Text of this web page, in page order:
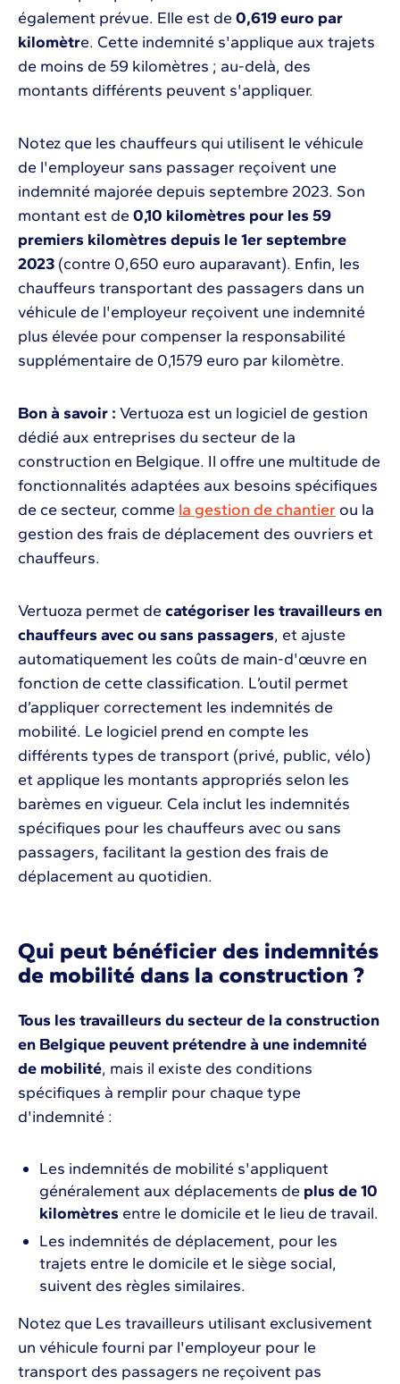
également prévue. Elle est de 0,619 euro par
kilomètre. Cette indemnité s'applique aux trajets
de moins de 59 kilomètres ; au-delà, des
montants différents peuvent s'appliquer.
Notez que les chauffeurs qui utilisent le véhicule
de l'employeur sans passager reçoivent une
indemnité majorée depuis septembre 2023. Son
montant est de 0,10 kilomètres pour les 59
premiers kilomètres depuis le 1er septembre
2023 (contre 0,650 euro auparavant). Enfin, les
chauffeurs transportant des passagers dans un
véhicule de l'employeur reçoivent une indemnité
plus élevée pour compenser la responsabilité
supplémentaire de 0,1579 euro par kilomètre.
Bon à savoir : Vertuoza est un logiciel de gestion
dédié aux entreprises du secteur de la
construction en Belgique. Il offre une multitude de
fonctionnalités adaptées aux besoins spécifiques
de ce secteur, comme la gestion de chantier ou la
gestion des frais de déplacement des ouvriers et
chauffeurs.
Vertuoza permet de catégoriser les travailleurs en
chauffeurs avec ou sans passagers, et ajuste
automatiquement les coûts de main-d'œuvre en
fonction de cette classification. L’outil permet
d’appliquer correctement les indemnités de
mobilité. Le logiciel prend en compte les
différents types de transport (privé, public, vélo)
et applique les montants appropriés selon les
barèmes en vigueur. Cela inclut les indemnités
spécifiques pour les chauffeurs avec ou sans
passagers, facilitant la gestion des frais de
déplacement au quotidien.
Qui peut bénéficier des indemnités
de mobilité dans la construction ?
Tous les travailleurs du secteur de la construction
en Belgique peuvent prétendre à une indemnité
de mobilité, mais il existe des conditions
spécifiques à remplir pour chaque type
d'indemnité :
Les indemnités de mobilité s'appliquent
généralement aux déplacements de plus de 10
kilomètres entre le domicile et le lieu de travail.
Les indemnités de déplacement, pour les
trajets entre le domicile et le siège social,
suivent des règles similaires.
Notez que Les travailleurs utilisant exclusivement
un véhicule fourni par l'employeur pour le
transport des passagers ne reçoivent pas